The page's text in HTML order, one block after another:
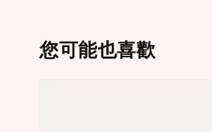
您可能也喜歡